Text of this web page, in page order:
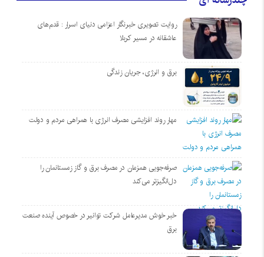
روایت تصویری خبرنگار اعزامی دنیای اسرار : قدم‌های
عاشقانه در مسیر کربلا
برق و انرژی، جریان زندگی
مهار روند افزایشی مصرف انرژی با همراهی مردم و دولت
صرفه‌جویی همزمان در مصرف برق و گاز زمستانمان را
دل‌انگیزتر می‌کند
خبر خوش مدیرعامل شرکت توانیر در خصوص آینده صنعت
برق